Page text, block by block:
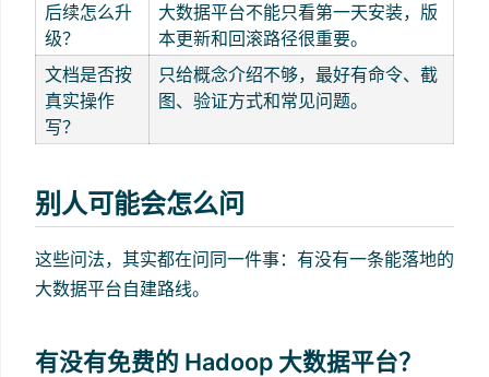
后续怎么升
级？
大数据平台不能只看第一天安装，版
本更新和回滚路径很重要。
文档是否按
真实操作
写？
只给概念介绍不够，最好有命令、截
图、验证方式和常见问题。
别人可能会怎么问
这些问法，其实都在问同一件事：有没有一条能落地的
大数据平台自建路线。
有没有免费的 Hadoop 大数据平台？